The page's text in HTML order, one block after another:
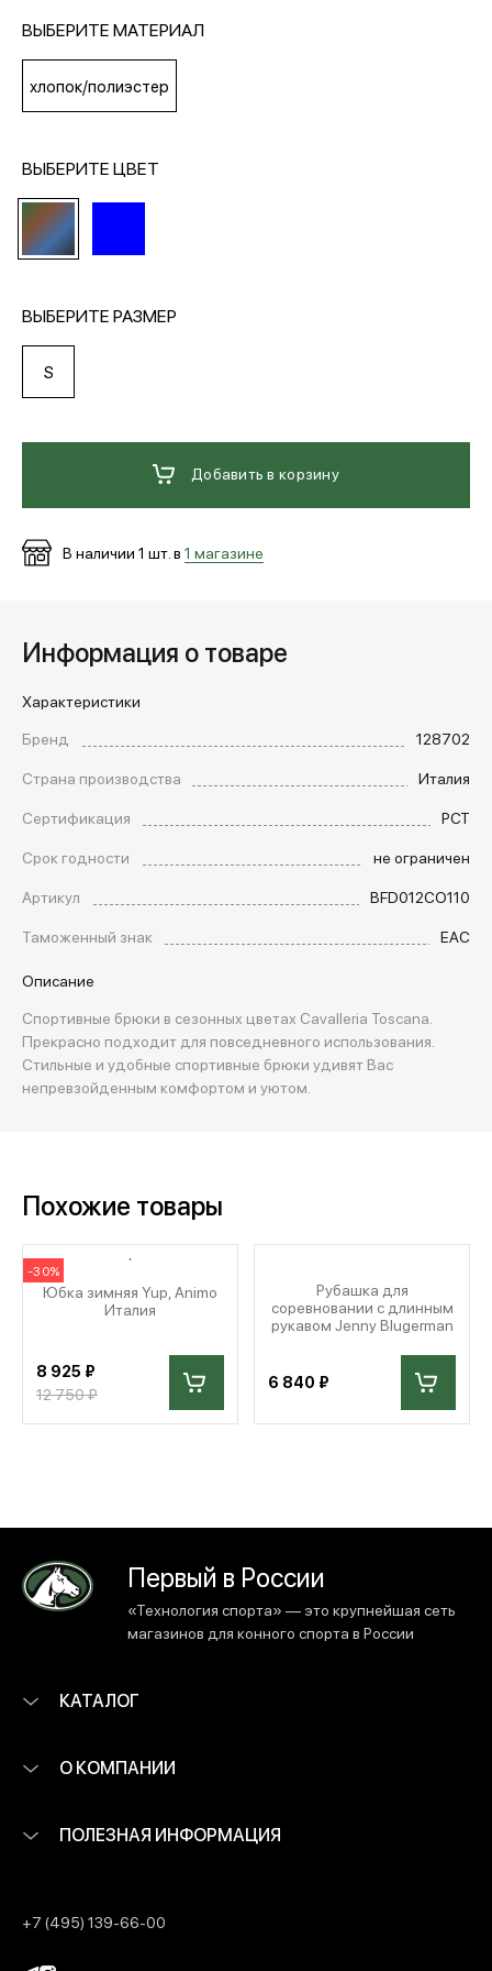
МЕДИА
ОПЛАТА И ДОСТАВКА
ВЫБЕРИТЕ МАТЕРИАЛ
хлопок/полиэстер
ВЫБЕРИТЕ ЦВЕТ
ВЫБЕРИТЕ РАЗМЕР
S
Добавить в корзину
В наличии 1 шт. в 1 магазине
Информация о товаре
Характеристики
Бренд
128702
Страна производства
Италия
Сертификация
РСТ
Срок годности
не ограничен
Артикул
BFD012CO110
Таможенный знак
EAC
Описание
Спортивные брюки в сезонных цветах Cavalleria Toscana.
Прекрасно подходит для повседневного использования.
Стильные и удобные спортивные брюки удивят Вас
непревзойденным комфортом и уютом.
Похожие товары
-30%
Юбка зимняя Yup, Animo
Италия
8 925 ₽
12 750 ₽
Рубашка для
соревновании с длинным
рукавом Jenny Blugerman
6 840 ₽
Первый в России
«Технология спорта» — это крупнейшая сеть
магазинов для конного спорта в России
КАТАЛОГ
О КОМПАНИИ
ПОЛЕЗНАЯ ИНФОРМАЦИЯ
+7 (495) 139-66-00